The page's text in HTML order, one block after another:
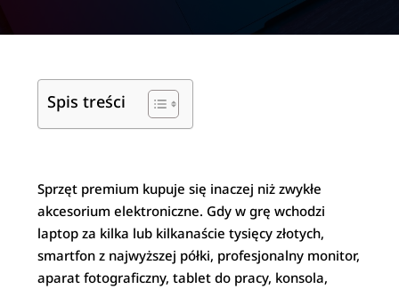
Spis treści
Sprzęt premium kupuje się inaczej niż zwykłe
akcesorium elektroniczne. Gdy w grę wchodzi
laptop za kilka lub kilkanaście tysięcy złotych,
smartfon z najwyższej półki, profesjonalny monitor,
aparat fotograficzny, tablet do pracy, konsola,